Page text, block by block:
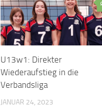
U13w1: Direkter
Wiederaufstieg in die
Verbandsliga
JANUAR 24, 2023